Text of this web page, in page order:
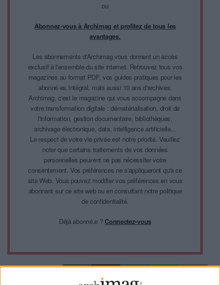
ou
Abonnez-vous à Archimag et profitez de tous les
avantages.
Les abonnements d'Archimag vous donnent un accès
exclusif à l'ensemble du site internet. Retrouvez tous vos
magazines au format PDF, vos guides pratiques pour les
abonné·es Intégral, mais aussi 10 ans d'archives.
Archimag, c'est le magazine qui vous accompagne dans
votre transformation digitale : dématérialisation, droit de
l'information, gestion documentaire, bibliothèques,
archivage électronique, data, intelligence artificielle...
Le respect de votre vie privée est notre priorité. Veuillez
noter que certains traitements de vos données
personnelles peuvent ne pas nécessiter votre
consentement. Vos préférences ne s'appliqueront qu'à ce
site Web. Vous pouvez modifier vos préférences en vous
abonnant sur ce site web ou en consultant notre politique
de confidentialité.
Déjà abonné.e ?Connectez-vous